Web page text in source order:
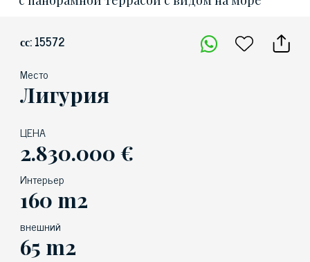
сс: 15572
Место
Лигурия
ЦЕНА
2.830.000 €
Интерьер
160 m2
внешний
65 m2